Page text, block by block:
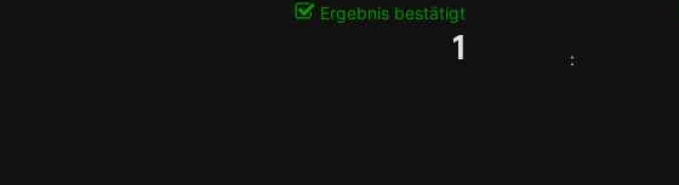
Ergebnis bestätigt
1 :